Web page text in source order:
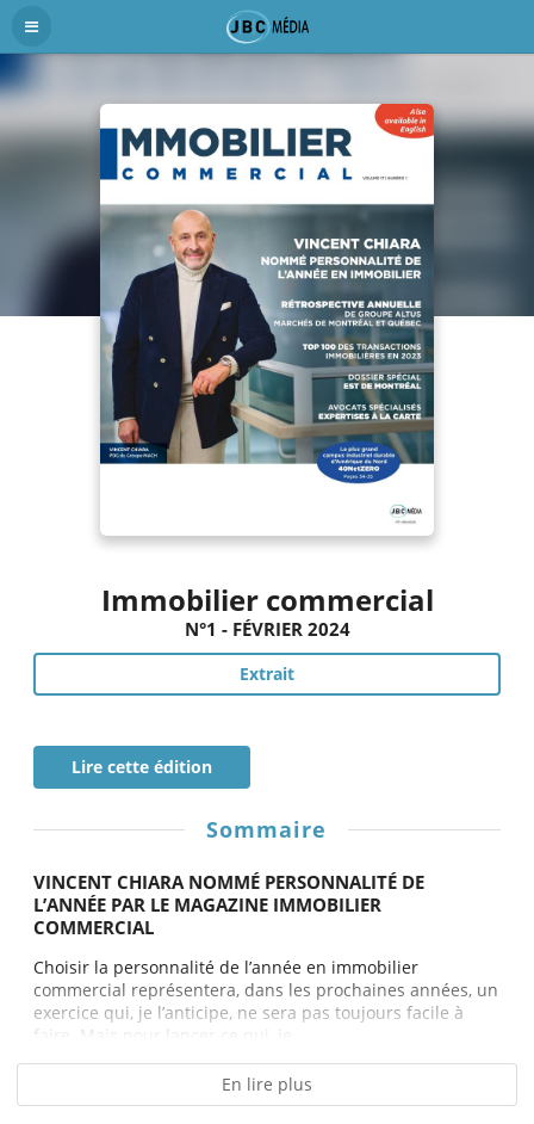
Immobilier commercial
N°1 - FÉVRIER 2024
Extrait
Lire cette édition
Sommaire
VINCENT CHIARA NOMMÉ PERSONNALITÉ DE
L’ANNÉE PAR LE MAGAZINE IMMOBILIER
COMMERCIAL
Choisir la personnalité de l’année en immobilier
commercial représentera, dans les prochaines années, un
exercice qui, je l’anticipe, ne sera pas toujours facile à
faire. Mais pour lancer ce qui, je...
En lire plus